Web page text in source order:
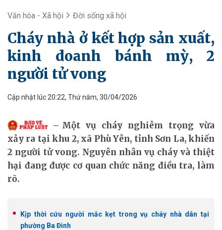
Văn hóa - Xã hội Đời sống xã hội
Cháy nhà ở kết hợp sản xuất,
kinh doanh bánh mỳ, 2
người tử vong
Cập nhật lúc 20:22, Thứ năm, 30/04/2026
Một vụ cháy nghiêm trọng vừa
xảy ra tại khu 2, xã Phù Yên, tỉnh Sơn La, khiến
2 người tử vong. Nguyên nhân vụ cháy và thiệt
hại đang được cơ quan chức năng điều tra, làm
rõ.
Kịp thời cứu người mắc kẹt trong vụ cháy nhà dân tại
phường Ba Đình